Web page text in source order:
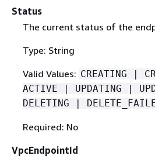
Status
The current status of the
Type: String
Valid Values: CREATING |
ACTIVE | UPDATING |
DELETING |
Required: No
VpcEndpointId